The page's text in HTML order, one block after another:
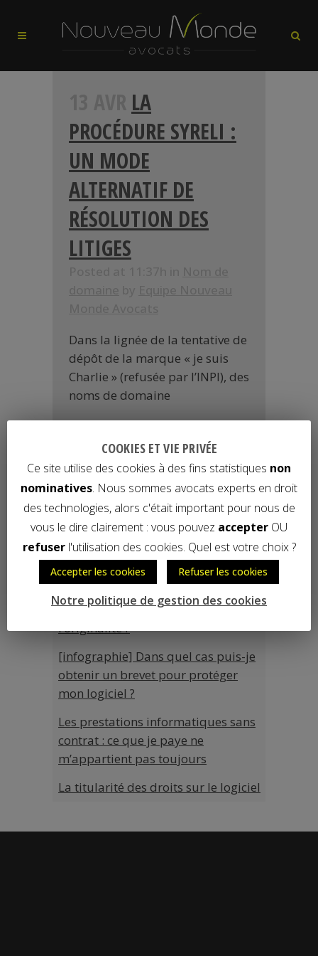
LA
PROCÉDURE SYRELI :
UN MODE
ALTERNATIF DE
RÉSOLUTION DES
LITIGES
Dans la lignée de la tentative de
dépôt de la marque « je suis
Charlie » (refusée par l’INPI), des
noms de domaine
SYRELINom de domaine
ARTICLES RÉCENTS
Découvrez notre nouveau site et
notre nouveau blog
IpBox pour les logiciels : et
l’originalité ?
[infographie] Dans quel cas puis-je
obtenir un brevet pour protéger
mon logiciel ?
Les prestations informatiques sans
contrat : ce que je paye ne
m’appartient pas toujours
La titularité des droits sur le logiciel
COOKIES ET VIE PRIVÉE
Ce site utilise des cookies à des fins statistiques non
nominatives. Nous sommes avocats experts en droit
des technologies, alors c'était important pour nous de
vous le dire clairement : vous pouvez accepter OU
refuserl'utilisation des cookies. Quel est votre choix ?
Accepter les cookies Refuser les cookies
Notre politique de gestion des cookies